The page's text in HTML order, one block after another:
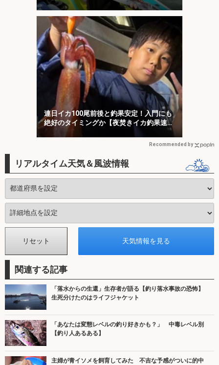
果7選】
連日イカ100尾前後と釣果安定！入門にも
絶好のタイミングか【夜焚きイカ釣果速報
20選・福岡】
Recommended by
リアルタイム天気＆風波情報
関連する記事
「落水からの生還」生存者が語る【釣り落水事故の恐怖】
生死分けたのはライフジャケット
「あなたは変態レベルの釣り好きかも？」 中毒レベル別
【釣り人あるある】
主婦が青イソメを飼育してみた 不吉な予感がついに的中